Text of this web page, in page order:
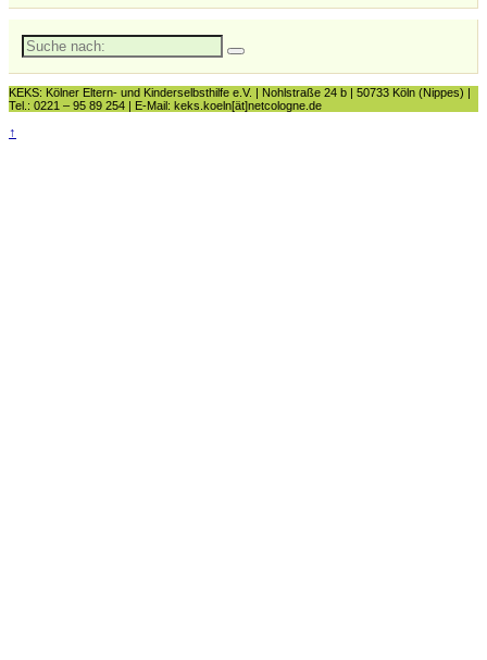
Suche
nach:
KEKS: Kölner Eltern- und Kinderselbsthilfe e.V. | Nohlstraße 24 b | 50733 Köln (Nippes) |
Tel.: 0221 – 95 89 254 | E-Mail: keks.koeln[ät]netcologne.de
↑